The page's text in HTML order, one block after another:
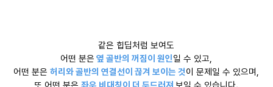
같은 힙딥처럼 보여도
어떤 분은 옆 골반의 꺼짐이 원인일 수 있고,
어떤 분은허리와 골반의 연결선이 끊겨 보이는 것이 문제일 수 있으며,